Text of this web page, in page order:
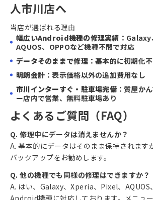
人市川店へ
当店が選ばれる理由
幅広いAndroid機種の修理実績 ：
AQUOS、OPPOなど機種不問で対応
データそのままで修理：基本的に初期化
明朗会計 ：表示価格以外の追加費用なし
市川インターすぐ・駐車場完備：質屋か
ー店内で営業、無料駐車場あり
よくあるご質問（FAQ）
Q. 修理中にデータは消えませんか？
A. 基本的にデータはそのまま保持されます
バックアップをお勧めします。
Q. 他の機種でも同様の修理はできますか？
A. はい、Galaxy、Xperia、Pixel、AQUOS
Android機種に対応しております。メニュ